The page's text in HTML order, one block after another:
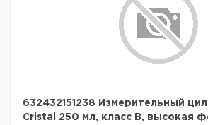
632432151238 Измерительный
Cristal 250 мл, класс B, высокая